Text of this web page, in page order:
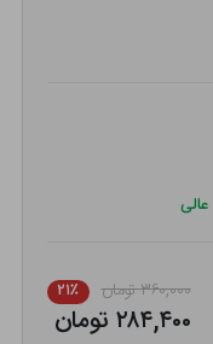
عالی
۳۶۰,۰۰۰ تومان ۲۱٪
۲۸۴,۴۰۰ تومان